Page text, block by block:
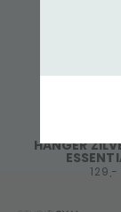
HANGER
129,-